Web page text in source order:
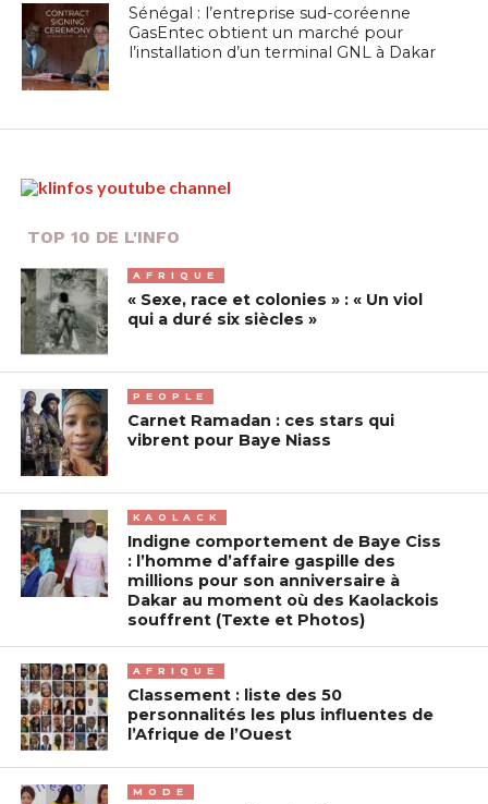
Sénégal : l’entreprise sud-coréenne
GasEntec obtient un marché pour
l’installation d’un terminal GNL à Dakar
TOP 10 DE L'INFO
AFRIQUE
« Sexe, race et colonies » : « Un viol
qui a duré six siècles »
PEOPLE
Carnet Ramadan : ces stars qui
vibrent pour Baye Niass
KAOLACK
Indigne comportement de Baye Ciss
: l’homme d’affaire gaspille des
millions pour son anniversaire à
Dakar au moment où des Kaolackois
souffrent (Texte et Photos)
AFRIQUE
Classement : liste des 50
personnalités les plus influentes de
l’Afrique de l’Ouest
MODE